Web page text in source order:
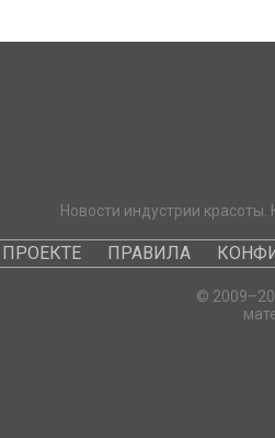
Новости индустрии
ПРАВИЛА
©